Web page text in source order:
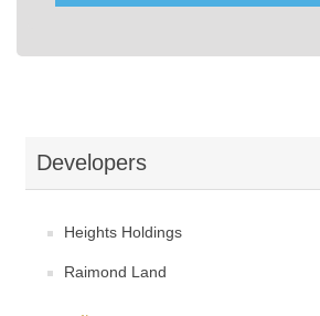
Developers
Heights Holdings
Raimond Land